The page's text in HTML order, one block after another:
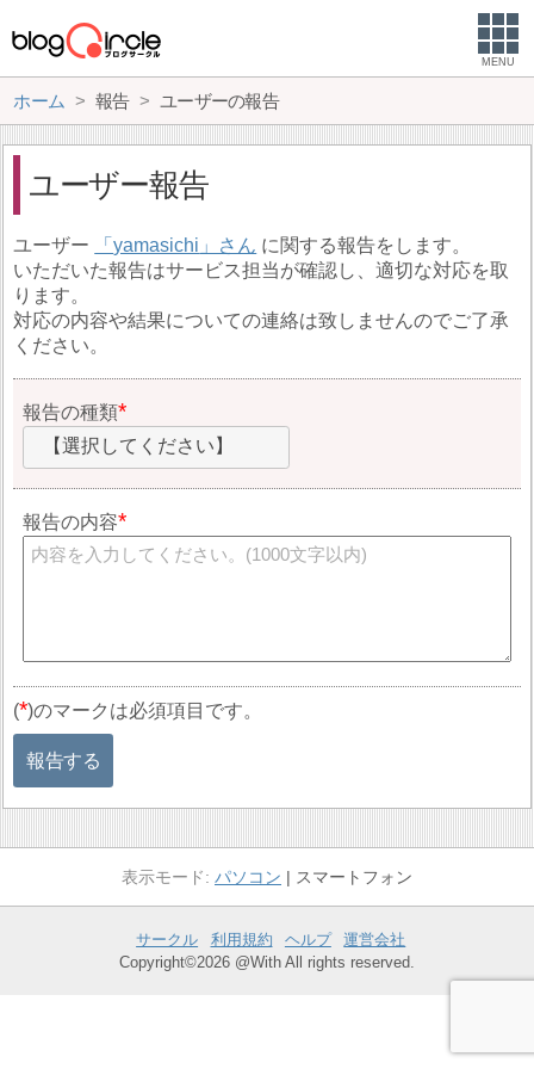
MENU
ホーム 報告 ユーザーの報告
ユーザー報告
ユーザー yamasichi
に関する報告をします。
いただいた報告はサービス担当が確認し、適切な対応を取
ります。
対応の内容や結果についての連絡は致しませんのでご了承
ください。
報告の種類
【選択してください】
報告の内容
(*)のマークは必須項目です。
報告する
パソコン スマートフォン
サークル 利用規約 ヘルプ
運営会社
Copyright©2026 @With All rights reserved.